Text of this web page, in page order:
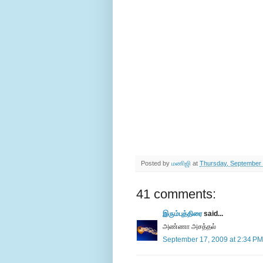
Posted by மணிஜி at Thursday, September
41 comments:
இரும்புத்திரைsaid...
அண்ணா அசத்தல்
September 17, 2009 at 2:34 PM